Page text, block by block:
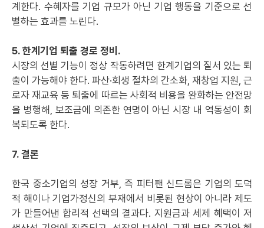
계한다. 수혜자를 기업 규모가 아닌 기업 행동을 기준으로 선
별하는 효과를 노린다.
5. 한계기업 퇴출 경로 정비.
시장의 선별 기능이 정상 작동하려면 한계기업의 질서 있는 퇴
출이 가능해야 한다. 파산·회생 절차의 간소화, 재창업 지원, 근
로자 재교육 등 퇴출에 따르는 사회적 비용을 완화하는 안전망
을 병행해, 보조금에 의존한 연명이 아닌 시장 내 역동성이 회
복되도록 한다.
7. 결론
한국 중소기업의 성장 거부, 즉 피터팬 신드롬은 기업의 도덕
적 해이나 기업가정신의 부재에서 비롯된 현상이 아니라 제도
가 만들어낸 합리적 선택의 결과다. 지원금과 세제 혜택이 저